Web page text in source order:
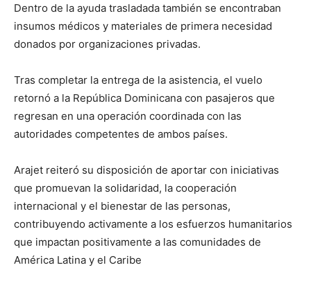
Dentro de la ayuda trasladada también se encontraban
insumos médicos y materiales de primera necesidad
donados por organizaciones privadas.
Tras completar la entrega de la asistencia, el vuelo
retornó a la República Dominicana con pasajeros que
regresan en una operación coordinada con las
autoridades competentes de ambos países.
Arajet reiteró su disposición de aportar con iniciativas
que promuevan la solidaridad, la cooperación
internacional y el bienestar de las personas,
contribuyendo activamente a los esfuerzos humanitarios
que impactan positivamente a las comunidades de
América Latina y el Caribe